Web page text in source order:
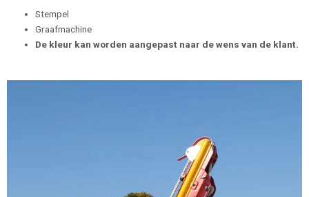
Stempel
Graafmachine
De kleur kan worden aangepast naar de wens van de klant.